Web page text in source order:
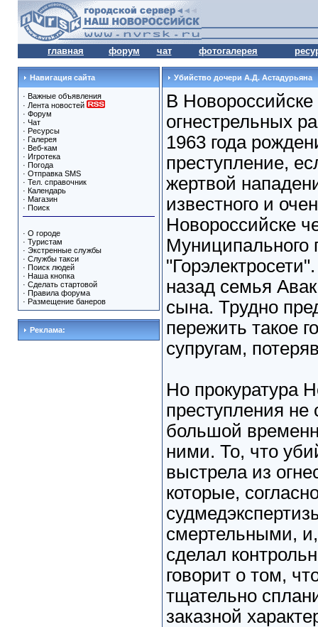
главная форум чат фотогалерея
Навигация сайта
· Важные объявления
· Лента новостей
· Форум
· Чат
· Ресурсы
· Галерея
· Веб-кам
· Игротека
· Погода
· Отправка SMS
· Тел. справочник
· Календарь
· Магазин
· Поиск
· О городе
· Туристам
· Экстренные службы
· Службы такси
· Поиск людей
· Наша кнопка
· Сделать стартовой
· Правила форума
· Размещение банеров
Реклама:
Убийство дочери А.Д. Астадурьяна
В Новороссийске
огнестрельных
1963 года
преступление,
жертвой
известного и
Новороссийске
Муниципального
назад семья
сына. Трудно
пережить такое
супругам,
Но прокуратура
преступления
большой
ними. То, что
выстрела из
которые,
смертельными,
сделал
говорит о том,
тщательно
заказной